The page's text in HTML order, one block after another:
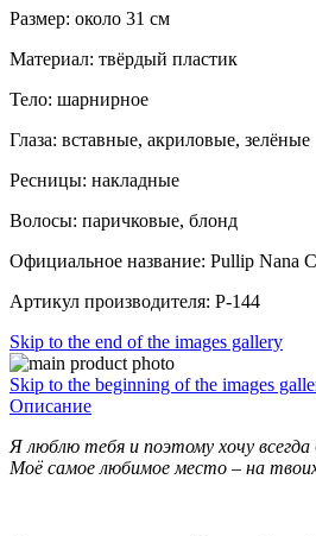
Размер: около 31 см
Материал: твёрдый пластик
Тело: шарнирное
Глаза: вставные, акриловые, зелёные
Ресницы: накладные
Волосы: паричковые, блонд
Официальное название: Pullip Nana
Артикул производителя: P-144
Skip to the end of the images gallery
Skip to the beginning of the images
Описание
Я люблю тебя и поэтому хочу
Моё самое любимое место – на